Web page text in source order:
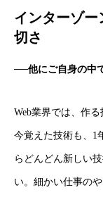
インターゾ
切さ
──他にご自身の中
Web業界では、作
今覚えた技術も、1
らどんどん新しい
い。細かい仕事の